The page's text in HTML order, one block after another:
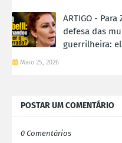
ARTIGO -
defesa das
guerrilheira:
Maio 25, 2026
POSTAR UM COMENTÁRIO
0 Comentários